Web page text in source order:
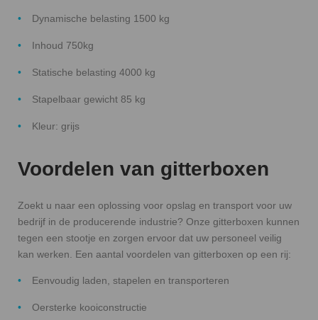
Dynamische belasting 1500 kg
Inhoud 750kg
Statische belasting 4000 kg
Stapelbaar gewicht 85 kg
Kleur: grijs
Voordelen van gitterboxen
Zoekt u naar een oplossing voor opslag en transport voor uw
bedrijf in de producerende industrie? Onze gitterboxen kunnen
tegen een stootje en zorgen ervoor dat uw personeel veilig
kan werken. Een aantal voordelen van gitterboxen op een rij:
Eenvoudig laden, stapelen en transporteren
Oersterke kooiconstructie